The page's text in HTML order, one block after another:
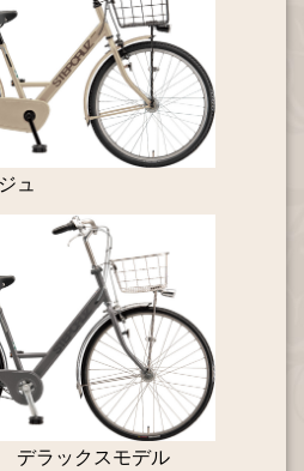
ュ
デラックスモデル